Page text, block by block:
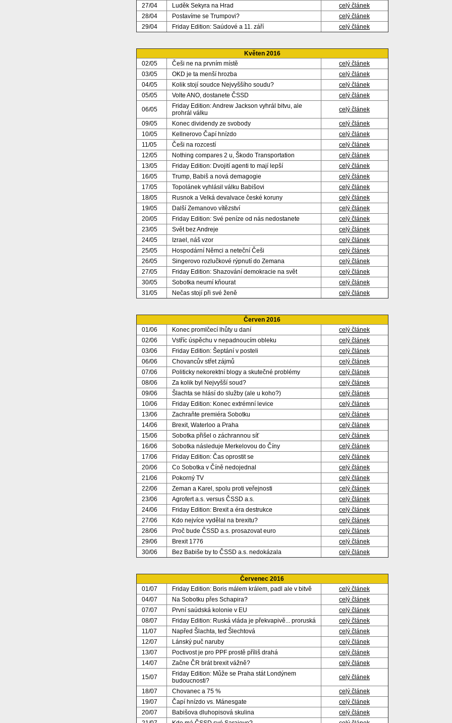
27/04
Luděk Sekyra na Hrad
celý článek
28/04
Postavíme se Trumpovi?
celý článek
29/04
Friday Edition: Saúdové a 11. září celý článek
Květen 2016
02/05
Češi ne na prvním místě
celý článek
03/05
OKD je ta menší hrozba
celý článek
04/05
Kolik stojí soudce Nejvyššího soudu?
celý článek
05/05
Volte ANO, dostanete ČSSD
celý článek
06/05
Friday Edition: Andrew Jackson vyhrál bitvu, ale
prohrál válku
celý článek
09/05
Konec dividendy ze svobody
celý článek
10/05
Kellnerovo Čapí hnízdo
celý článek
11/05
Češi na rozcestí
celý článek
12/05
Nothing compares 2 u, Škodo Transportation
celý článek
13/05
Friday Edition: Dvojití agenti to mají lepší
celý článek
16/05
Trump, Babiš a nová demagogie
celý článek
17/05
Topolánek vyhlásil válku Babišovi
celý článek
18/05
Rusnok a Velká devalvace české koruny
celý článek
19/05
Další Zemanovo vítězství
celý článek
20/05
Friday Edition: Své peníze od nás nedostanete
celý článek
23/05
Svět bez Andreje
celý článek
24/05
Izrael, náš vzor
celý článek
25/05
Hospodární Němci a neteční Češi
celý článek
26/05
Singerovo rozlučkové rýpnutí do Zemana
celý článek
27/05
Friday Edition: Shazování demokracie na svět
celý článek
30/05
Sobotka neumí kňourat
celý článek
31/05
Nečas stojí při své ženě celý článek
Červen 2016
01/06
Konec promlčecí lhůty u daní
celý článek
02/06
Vstříc úspěchu v nepadnoucím obleku
celý článek
03/06
Friday Edition: Šeptání v posteli
celý článek
06/06
Chovancův střet zájmů
celý článek
07/06
Politicky nekorektní blogy a skutečné problémy
celý článek
08/06
Za kolik byl Nejvyšší soud?
celý článek
09/06
Šlachta se hlásí do služby (ale u koho?)
celý článek
10/06
Friday Edition: Konec extrémní levice
celý článek
13/06
Zachraňte premiéra Sobotku
celý článek
14/06
Brexit, Waterloo a Praha
celý článek
15/06
Sobotka přišel o záchrannou síť
celý článek
16/06
Sobotka následuje Merkelovou do Číny
celý článek
17/06
Friday Edition: Čas oprostit se
celý článek
20/06
Co Sobotka v Číně nedojednal
celý článek
21/06
Pokorný TV
celý článek
22/06
Zeman a Karel, spolu proti veřejnosti
celý článek
23/06
Agrofert a.s. versus ČSSD a.s.
celý článek
24/06
Friday Edition: Brexit a éra destrukce
celý článek
27/06
Kdo nejvíce vydělal na brexitu?
celý článek
28/06
Proč bude ČSSD a.s. prosazovat euro
celý článek
29/06
Brexit 1776
celý článek
30/06
Bez Babiše by to ČSSD a.s. nedokázala celý článek
Červenec 2016
01/07
Friday Edition: Boris málem králem, padl ale v bitvě
celý článek
04/07
Na Sobotku přes Schapira?
celý článek
07/07
První saúdská kolonie v EU
celý článek
08/07
Friday Edition: Ruská vláda je překvapivě... proruská
celý článek
11/07
Napřed Šlachta, teď Šlechtová
celý článek
12/07
Lánský puč naruby
celý článek
13/07
Poctivost je pro PPF prostě příliš drahá
celý článek
14/07
Začne ČR brát brexit vážně?
celý článek
15/07
Friday Edition: Může se Praha stát Londýnem
budoucnosti?
celý článek
18/07
Chovanec a 75 %
celý článek
19/07
Čapí hnízdo vs. Mánesgate
celý článek
20/07
Babišova dluhopisová skulina
celý článek